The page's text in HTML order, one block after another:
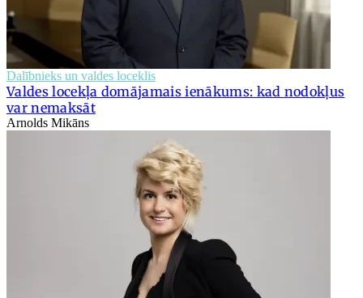
Dalībnieks un valdes loceklis
Valdes locekļa domājamais ienākums: kad nodokļus
var nemaksāt
Arnolds Mikāns